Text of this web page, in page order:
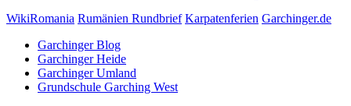
WikiRomania Rumänien Rundbrief Karpatenferien Garchinger.de
Garchinger Blog
Garchinger Heide
Garchinger Umland
Grundschule Garching West